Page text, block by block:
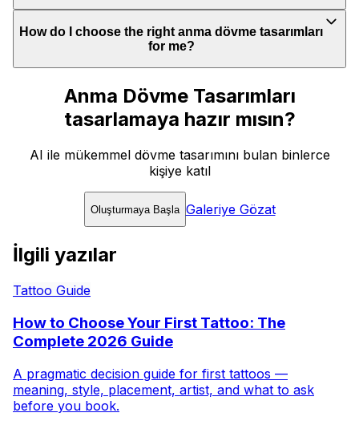
How do I choose the right anma dövme tasarımları
for me?
Anma Dövme Tasarımları
tasarlamaya hazır mısın?
AI ile mükemmel dövme tasarımını bulan binlerce
kişiye katıl
Oluşturmaya Başla Galeriye Gözat
İlgili yazılar
Tattoo Guide
How to Choose Your First Tattoo: The
Complete 2026 Guide
A pragmatic decision guide for first tattoos —
meaning, style, placement, artist, and what to ask
before you book.